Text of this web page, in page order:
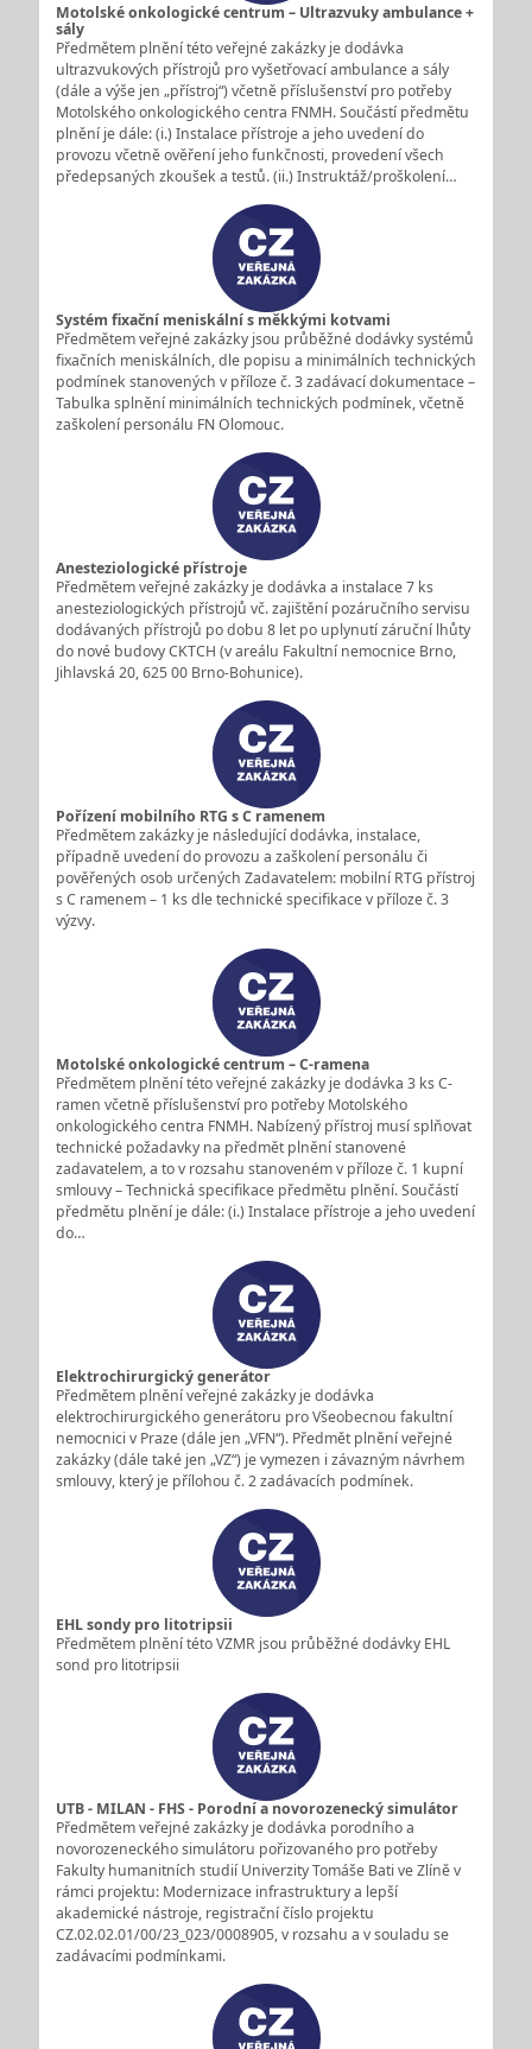
Motolské onkologické centrum – Ultrazvuky ambulance +
sály
Předmětem plnění této veřejné zakázky je dodávka
ultrazvukových přístrojů pro vyšetřovací ambulance a sály
(dále a výše jen „přístroj“) včetně příslušenství pro potřeby
Motolského onkologického centra FNMH. Součástí předmětu
plnění je dále: (i.) Instalace přístroje a jeho uvedení do
provozu včetně ověření jeho funkčnosti, provedení všech
předepsaných zkoušek a testů. (ii.) Instruktáž/proškolení…
Systém fixační meniskální s měkkými kotvami
Předmětem veřejné zakázky jsou průběžné dodávky systémů
fixačních meniskálních, dle popisu a minimálních technických
podmínek stanovených v příloze č. 3 zadávací dokumentace –
Tabulka splnění minimálních technických podmínek, včetně
zaškolení personálu FN Olomouc.
Anesteziologické přístroje
Předmětem veřejné zakázky je dodávka a instalace 7 ks
anesteziologických přístrojů vč. zajištění pozáručního servisu
dodávaných přístrojů po dobu 8 let po uplynutí záruční lhůty
do nové budovy CKTCH (v areálu Fakultní nemocnice Brno,
Jihlavská 20, 625 00 Brno-Bohunice).
Pořízení mobilního RTG s C ramenem
Předmětem zakázky je následující dodávka, instalace,
případně uvedení do provozu a zaškolení personálu či
pověřených osob určených Zadavatelem: mobilní RTG přístroj
s C ramenem – 1 ks dle technické specifikace v příloze č. 3
výzvy.
Motolské onkologické centrum – C-ramena
Předmětem plnění této veřejné zakázky je dodávka 3 ks C-
ramen včetně příslušenství pro potřeby Motolského
onkologického centra FNMH. Nabízený přístroj musí splňovat
technické požadavky na předmět plnění stanovené
zadavatelem, a to v rozsahu stanoveném v příloze č. 1 kupní
smlouvy – Technická specifikace předmětu plnění. Součástí
předmětu plnění je dále: (i.) Instalace přístroje a jeho uvedení
do…
Elektrochirurgický generátor
Předmětem plnění veřejné zakázky je dodávka
elektrochirurgického generátoru pro Všeobecnou fakultní
nemocnici v Praze (dále jen „VFN“). Předmět plnění veřejné
zakázky (dále také jen „VZ“) je vymezen i závazným návrhem
smlouvy, který je přílohou č. 2 zadávacích podmínek.
EHL sondy pro litotripsii
Předmětem plnění této VZMR jsou průběžné dodávky EHL
sond pro litotripsii
UTB - MILAN - FHS - Porodní a novorozenecký simulátor
Předmětem veřejné zakázky je dodávka porodního a
novorozeneckého simulátoru pořizovaného pro potřeby
Fakulty humanitních studií Univerzity Tomáše Bati ve Zlíně v
rámci projektu: Modernizace infrastruktury a lepší
akademické nástroje, registrační číslo projektu
CZ.02.02.01/00/23_023/0008905, v rozsahu a v souladu se
zadávacími podmínkami.